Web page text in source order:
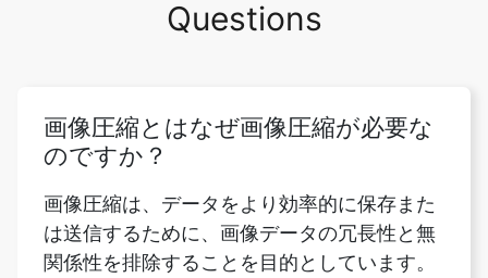
画像圧縮とはなぜ画像圧縮が必要な
画像圧縮は、データをより効率的に保存また
は送信するために、画像データの冗長性と無
関係性を排除することを目的としています。
その目的は、画像を表現するのに必要なビッ
ト数を減らすことです。画像圧縮には、非可
逆圧縮と可逆圧縮の 2 種類があります。圧縮